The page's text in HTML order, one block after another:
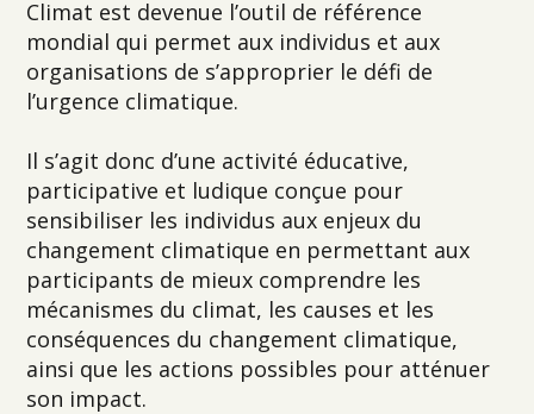
Climat est devenue l’outil de référence
mondial qui permet aux individus et aux
organisations de s’approprier le défi de
l’urgence climatique.
Il s’agit donc d’une activité éducative,
participative et ludique conçue pour
sensibiliser les individus aux enjeux du
changement climatique en permettant aux
participants de mieux comprendre les
mécanismes du climat, les causes et les
conséquences du changement climatique,
ainsi que les actions possibles pour atténuer
son impact.